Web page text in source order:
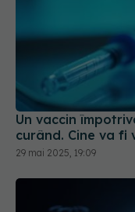
Un vaccin
curând. Cine va fi
29 mai 2025, 19:09